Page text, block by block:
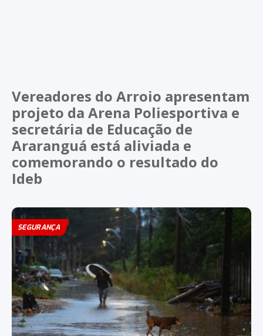
Vereadores do Arroio apresentam
projeto da Arena Poliesportiva e
secretária de Educação de
Araranguá está aliviada e
comemorando o resultado do
Ideb
SEGURANÇA